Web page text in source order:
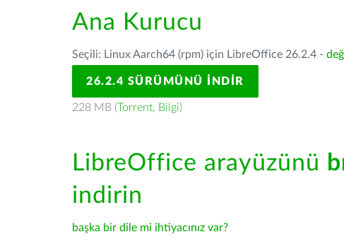
Ana Kurucu
Seçili: Linux Aarch64 (rpm) için LibreOffice 26.2.4 -
26.2.4 SÜRÜMÜNÜ İNDIR
228 MB (Torrent, Bilgi)
LibreOffice arayüzünü
indirin
başka bir dile mi ihtiyacınız var?